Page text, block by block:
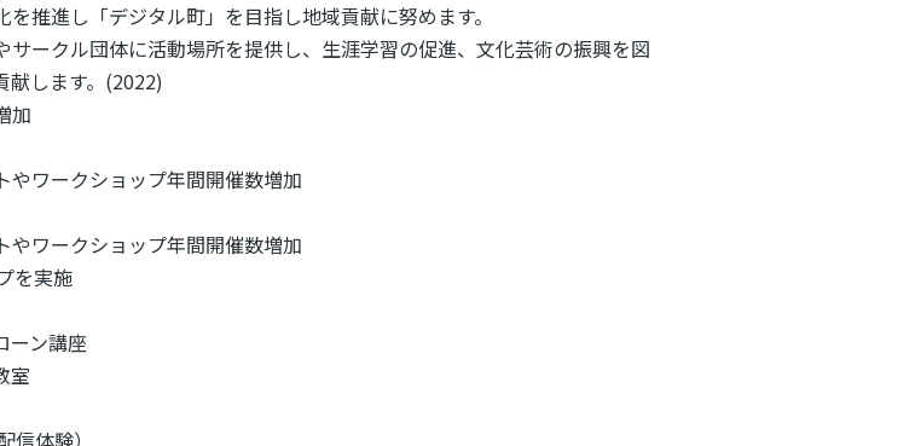
推進し「デジタル町」を目指し地域貢献に努めます。
サークル団体に活動場所を提供し、生涯学習の促進、文化芸術の振興を図
献します。(2022)
加
やワークショップ年間開催数増加
やワークショップ年間開催数増加
を実施
ーン講座
室
信体験）